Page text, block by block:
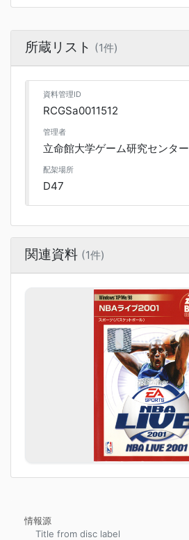
所蔵リスト (1件)
資料管理ID
RCGSa0011512
管理者
立命館大学ゲーム研究センター
配架場所
D47
関連資料 (1件)
情報源
Title from disc label